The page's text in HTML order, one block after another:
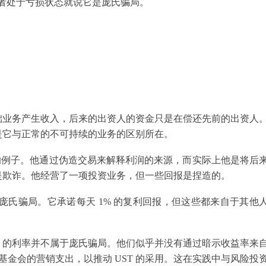
处于亏损状态就说它是庞氏骗局。
务产生收入，后来的出资人的资金只是在偿还先前的出资人
与正常的不可持续的业务的区别所在。
子。他通过伪造交易来解释利润的来源，而实际上他是将后
诈。他经营了一项投资业务，但一些回报是捏造的。
氏骗局。它承诺每天 1% 的复利回报，但这些都来自于其他
利率并不属于庞氏骗局。他们似乎并没有通过暗示收益率来
金会的营销支出，以推动 UST 的采用。这在实践中与风险投